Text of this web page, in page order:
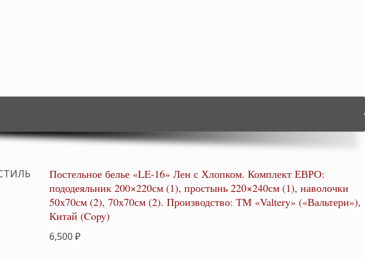
Постельное белье «LE-16» Лен с Хлопком. Комплект ЕВРО:
пододеяльник 200×220см (1), простынь 220×240см (1), наволочки
50х70см (2), 70х70см (2). Производство: ТМ «Valtery» («Вальтери»),
Китай (Copy)
6,500₽